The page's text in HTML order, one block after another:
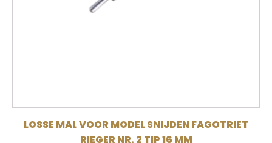
LOSSE MAL VOOR MODEL SNIJDEN FAGOTRIET
RIEGER NR. 2 TIP 16 MM